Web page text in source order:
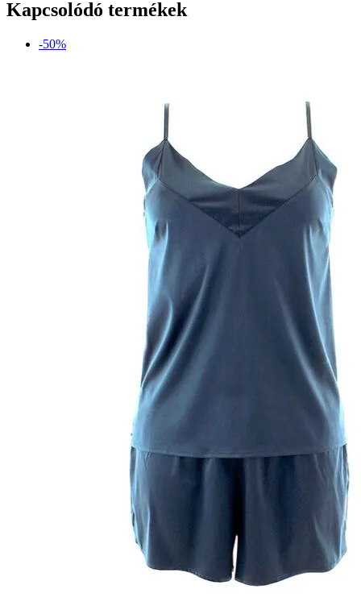
Kapcsolódó termékek
-50%